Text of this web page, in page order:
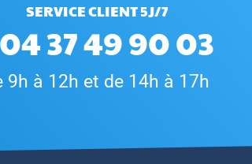
SERVICE CLIENT 5J/7
04 37 49 90 03
9h à 12h et de 14h à 17h